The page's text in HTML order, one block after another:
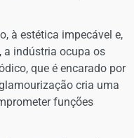
à estética impecável e,
a indústria ocupa os
que é encarado por
cria uma
funções